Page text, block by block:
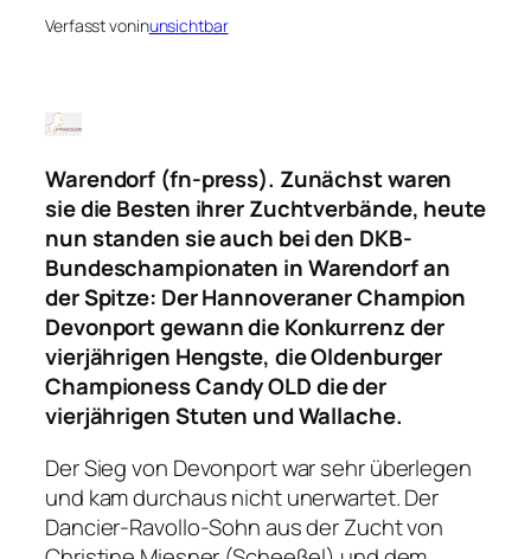
Verfasst voninunsichtbar
Warendorf (fn-press). Zunächst waren
sie die Besten ihrer Zuchtverbände, heute
nun standen sie auch bei den DKB-
Bundeschampionaten in Warendorf an
der Spitze: Der Hannoveraner Champion
Devonport gewann die Konkurrenz der
vierjährigen Hengste, die Oldenburger
Championess Candy OLD die der
vierjährigen Stuten und Wallache.
Der Sieg von Devonport war sehr überlegen
und kam durchaus nicht unerwartet. Der
Dancier-Ravollo-Sohn aus der Zucht von